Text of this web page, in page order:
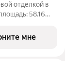
отделкой в
58.16
квартире одна
мне